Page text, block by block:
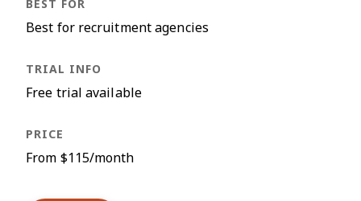
Best for recruitment agencies
Free trial available
From $115/month